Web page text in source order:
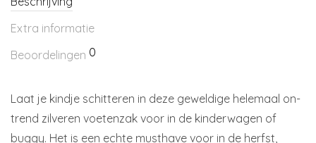
Extra informatie
Beoordelingen 0
Laat je kindje schitteren in deze geweldige helemaal on-
trend zilveren voetenzak voor in de kinderwagen of
buggy. Het is een echte musthave voor in de herfst,